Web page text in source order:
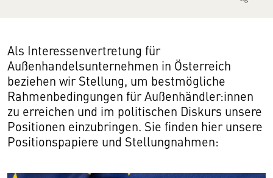
Als Interessenvertretung für
Außenhandelsunternehmen in Österreich
beziehen wir Stellung, um bestmögliche
Rahmenbedingungen für Außenhändler:innen
zu erreichen und im politischen Diskurs unsere
Positionen einzubringen. Sie finden hier unsere
Positionspapiere und Stellungnahmen: